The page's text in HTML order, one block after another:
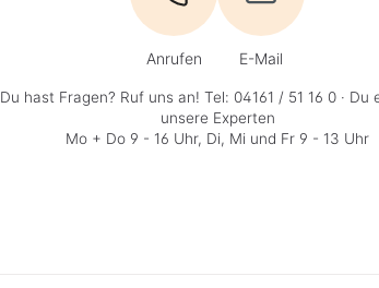
Anrufen E-Mail
Du hast Fragen? Ruf uns an! Tel: 04161 / 51 16 0· Du
unsere Experten
Mo + Do 9 - 16 Uhr, Di, Mi und Fr 9 - 13 Uhr